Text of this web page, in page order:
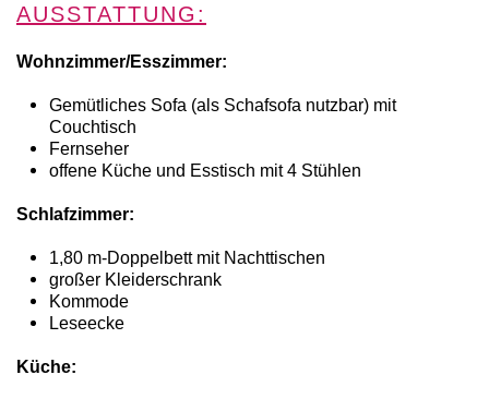
AUSSTATTUNG:
Wohnzimmer/Esszimmer:
Gemütliches Sofa (als Schafsofa nutzbar) mit
Couchtisch
Fernseher
offene Küche und Esstisch mit 4 Stühlen
Schlafzimmer:
1,80 m-Doppelbett mit Nachttischen
großer Kleiderschrank
Kommode
Leseecke
Küche: